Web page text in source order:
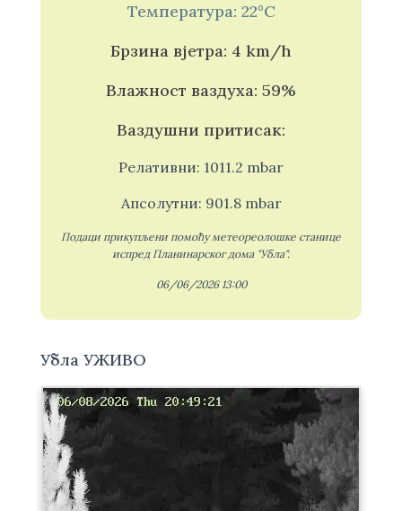
Температура: 22°C
Брзина вјетра: 4 km/h
Влажност ваздуха: 59%
Ваздушни притисак:
Релативни: 1011.2 mbar
Апсолутни: 901.8 mbar
Подаци прикупљени помоћу метеореолошке станице
испред Планинарског дома "Убла".
06/06/2026 13:00
Убла УЖИВО